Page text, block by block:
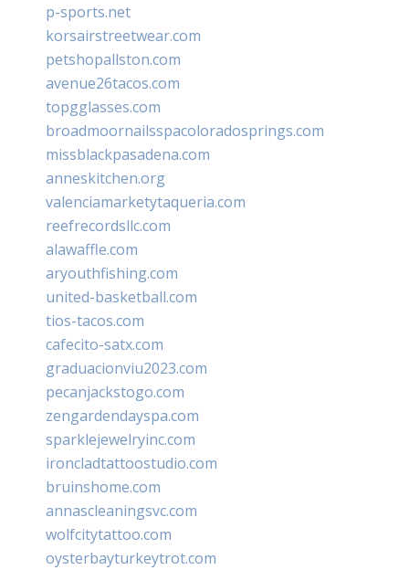
p-sports.net
korsairstreetwear.com
petshopallston.com
avenue26tacos.com
topgglasses.com
broadmoornailsspacoloradosprings.com
missblackpasadena.com
anneskitchen.org
valenciamarketytaqueria.com
reefrecordsllc.com
alawaffle.com
aryouthfishing.com
united-basketball.com
tios-tacos.com
cafecito-satx.com
graduacionviu2023.com
pecanjackstogo.com
zengardendayspa.com
sparklejewelryinc.com
ironcladtattoostudio.com
bruinshome.com
annascleaningsvc.com
wolfcitytattoo.com
oysterbayturkeytrot.com